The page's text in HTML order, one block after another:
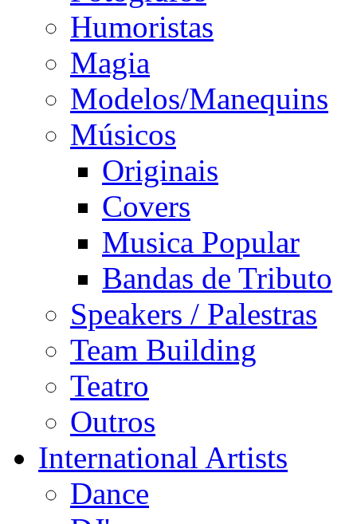
Humoristas
Magia
Modelos/Manequins
Músicos
Originais
Covers
Musica Popular
Bandas de Tributo
Speakers / Palestras
Team Building
Teatro
Outros
International Artists
Dance